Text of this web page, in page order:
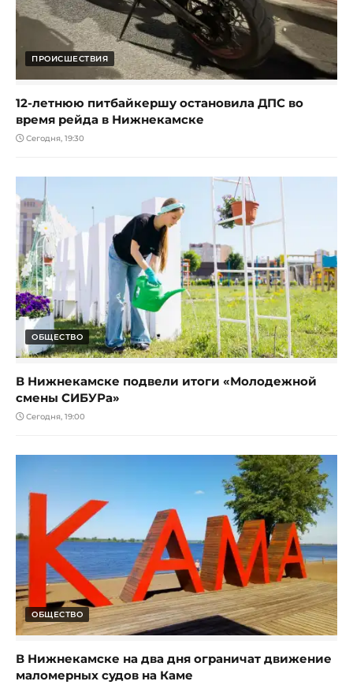
ПРОИСШЕСТВИЯ
12-летнюю питбайкершу остановила ДПС во
время рейда в Нижнекамске
Сегодня, 19:30
ОБЩЕСТВО
В Нижнекамске подвели итоги «Молодежной
смены СИБУРа»
Сегодня, 19:00
ОБЩЕСТВО
В Нижнекамске на два дня ограничат движение
маломерных судов на Каме